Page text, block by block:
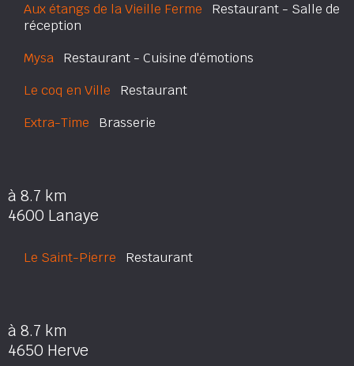
Aux étangs de la Vieille Ferme Restaurant - Salle de
réception
Mysa Restaurant - Cuisine d'émotions
Le coq en Ville Restaurant
Extra-Time Brasserie
à 8.7 km
4600 Lanaye
Le Saint-Pierre Restaurant
à 8.7 km
4650 Herve